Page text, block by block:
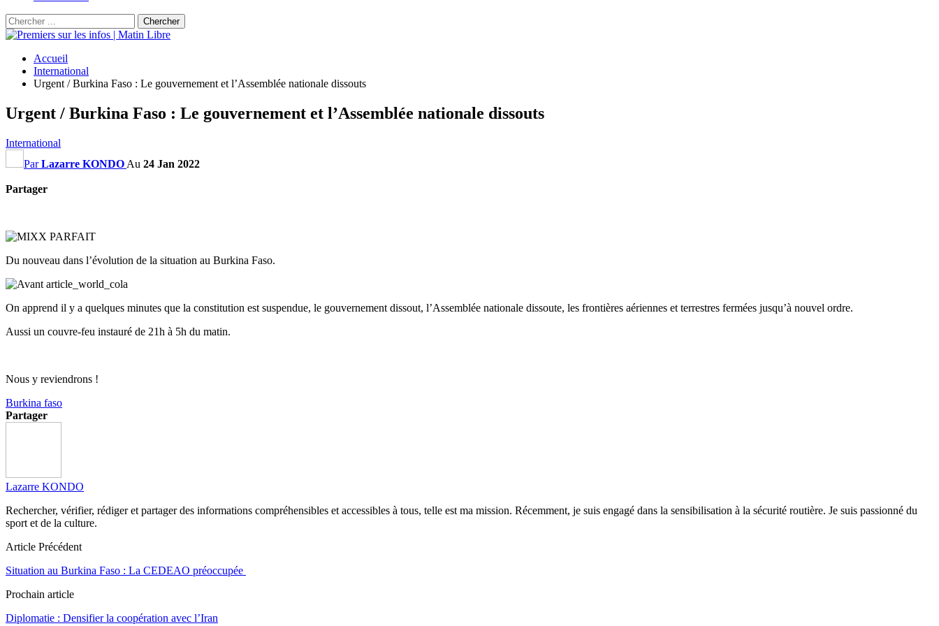
Accueil
International
Urgent / Burkina Faso : Le gouvernement et l’Assemblée nationale dissouts
Urgent / Burkina Faso : Le gouvernement et l’Assemblée nationale dissouts
International
ParLazarre KONDO Au 24 Jan 2022
Partager
Du nouveau dans l’évolution de la situation au Burkina Faso.
On apprend il y a quelques minutes que la constitution est suspendue, le gouvernement dissout, l’Assemblée nationale dissoute, les frontières aériennes et terrestres fermées jusqu’à nouvel ordre.
Aussi un couvre-feu instauré de 21h à 5h du matin.
Nous y reviendrons !
Burkina faso
Partager
Lazarre KONDO
Rechercher, vérifier, rédiger et partager des informations compréhensibles et accessibles à tous, telle est ma mission. Récemment, je suis engagé dans la sensibilisation à la sécurité routière. Je suis passionné du
sport et de la culture.
Article Précédent
Situation au Burkina Faso : La CEDEAO préoccupée
Prochain article
Diplomatie : Densifier la coopération avec l’Iran